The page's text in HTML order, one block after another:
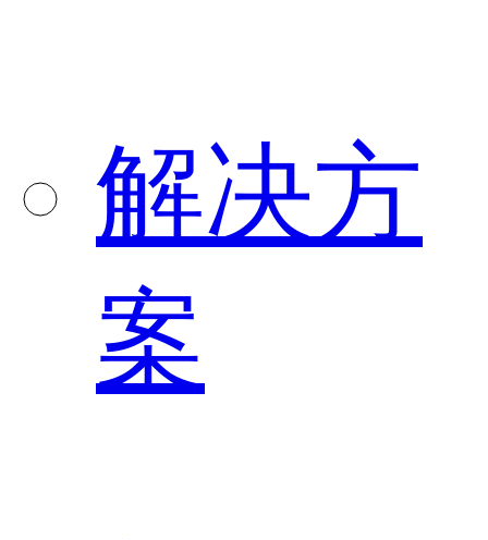
解决方
案